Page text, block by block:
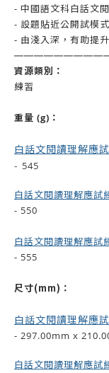
- 中國語文科白話文
- 設題貼近公開試模
- 由淺入深，有助提
——————
資源類別：
練習
重量 (g)：
白話文閱讀理解應
- 545
白話文閱讀理解應試
- 550
白話文閱讀理解應試
- 555
尺寸(mm) ：
白話文閱讀理解應
- 297.00mm x
白話文閱讀理解應試